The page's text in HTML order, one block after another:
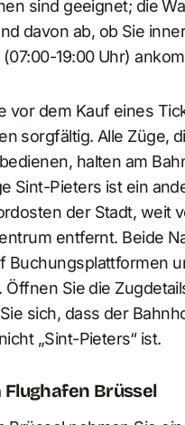
sind geeignet; die
davon ab, ob Sie
19:00 Uhr)
vor dem Kauf eines
sorgfältig. Alle Züge,
halten am
Sint-Pieters ist ein
der Stadt, weit
entfernt. Beide
Buchungsplattformen
Öffnen Sie die
sich, dass der
„Sint-Pieters“ ist.
Brüssel